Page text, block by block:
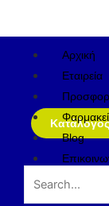
περιεχόμενοΑρχική
Εταιρεία
Blog